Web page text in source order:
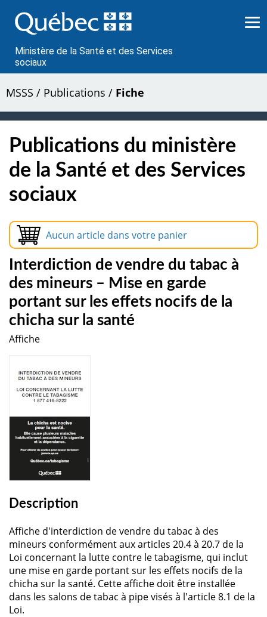
au
contenu
Ministère de la Santé et des Services
sociaux
MSSS / Publications / Fiche
Publications du ministère
de la Santé et des Services
sociaux
Aucun article dans votre panier
Interdiction de vendre du tabac à
des mineurs – Mise en garde
portant sur les effets nocifs de la
chicha sur la santé
Affiche
Description
Affiche d'interdiction de vendre du tabac à des
mineurs conformément aux articles 20.4 à 20.7 de la
Loi concernant la lutte contre le tabagisme, qui inclut
une mise en garde portant sur les effets nocifs de la
chicha sur la santé. Cette affiche doit être installée
dans les salons de tabac à pipe visés à l'article 8.1 de la
Loi.